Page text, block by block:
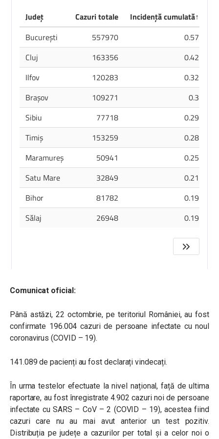
Comunicat oficial:
Până astăzi, 22 octombrie, pe teritoriul României, au fost
confirmate 196.004 cazuri de persoane infectate cu noul
coronavirus (COVID – 19).
141.089 de pacienți au fost declarați vindecați.
În urma testelor efectuate la nivel național, față de ultima
raportare, au fost înregistrate 4.902 cazuri noi de persoane
infectate cu SARS – CoV – 2 (COVID – 19), acestea fiind
cazuri care nu au mai avut anterior un test pozitiv.
Distribuția pe județe a cazurilor per total și a celor noi o